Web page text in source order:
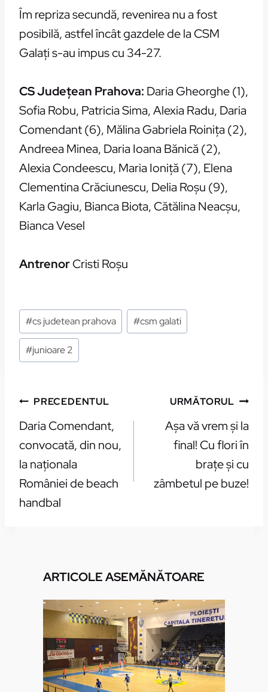
Îm repriza secundă, revenirea nu a fost
posibilă, astfel încât gazdele de la CSM
Galați s-au impus cu 34-27.
CS Județean Prahova: Daria Gheorghe (1),
Sofia Robu, Patricia Sima, Alexia Radu, Daria
Comendant (6), Mălina Gabriela Roinița (2),
Andreea Minea, Daria Ioana Bănică (2),
Alexia Condeescu, Maria Ioniță (7), Elena
Clementina Crăciunescu, Delia Roșu (9),
Karla Gagiu, Bianca Biota, Cătălina Neacșu,
Bianca Vesel
AntrenorCristi Roșu
Etichete:
#cs judetean prahova #csm galati
#junioare 2
NAVIGARE
ARTICOLE
PRECEDENTUL
Daria Comendant,
convocată, din nou,
la naţionala
României de beach
handbal
URMĂTORUL
Așa vă vrem și la
final! Cu flori în
brațe și cu
zâmbetul pe buze!
ARTICOLE ASEMĂNĂTOARE